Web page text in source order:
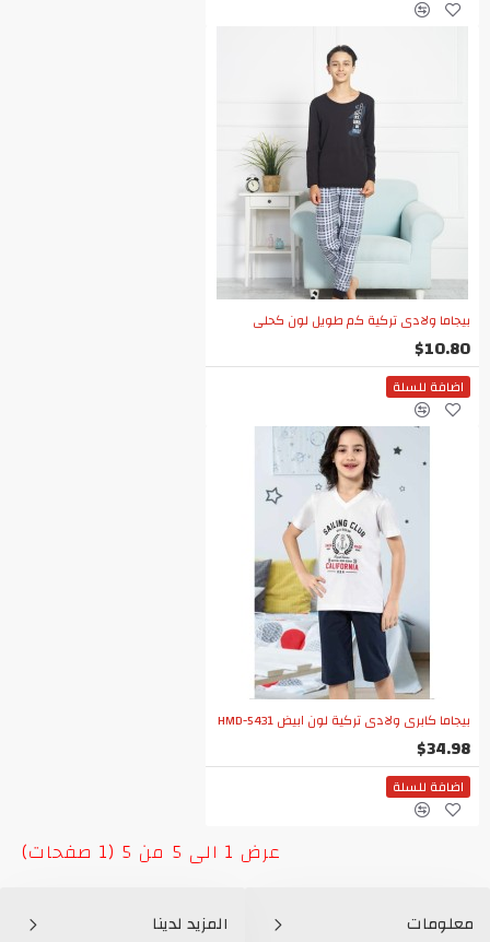
بيجاما ولادي تركية كم طويل لون كحلي
$10.80
اضافة للسلة
بيجاما كابري ولادي تركية لون ابيض HMD-5431
$34.98
اضافة للسلة
عرض 1 الى 5 من 5 (1 صفحات)
معلومات المزيد لدينا